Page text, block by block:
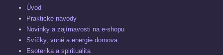
Úvod
Praktické návody
Novinky a zajímavosti na e-shopu
Svíčky, vůně a energie domova
Esoterika a spiritualita